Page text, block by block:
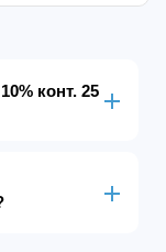
конт. 25